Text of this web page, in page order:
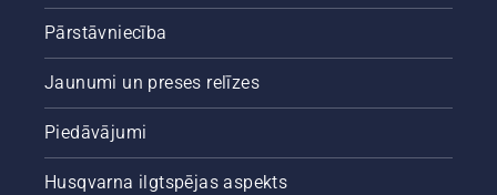
Pārstāvniecība
Jaunumi un preses relīzes
Piedāvājumi
Husqvarna ilgtspējas aspekts